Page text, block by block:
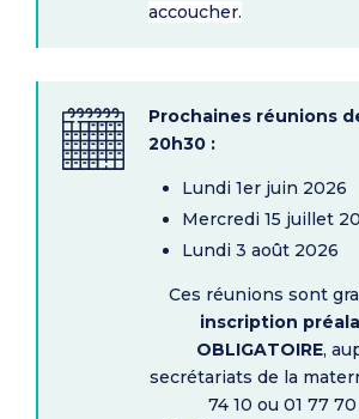
accoucher.
Prochaines réunions
20h30 :
​Lundi 1er juin 2026
Mercredi 15 juillet
Lundi 3 août 2026
Ces réunions sont
inscription
OBLIGATOIRE,
secrétariats de la
74 10 ou 01 77 70